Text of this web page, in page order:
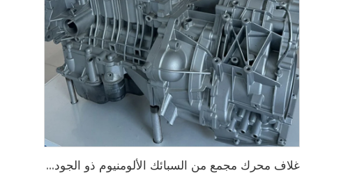
غلاف محرك مجمع من السبائك الألومنيوم ذو الجودة العالية OEM مناسب للموردين الكبار للمشتريات